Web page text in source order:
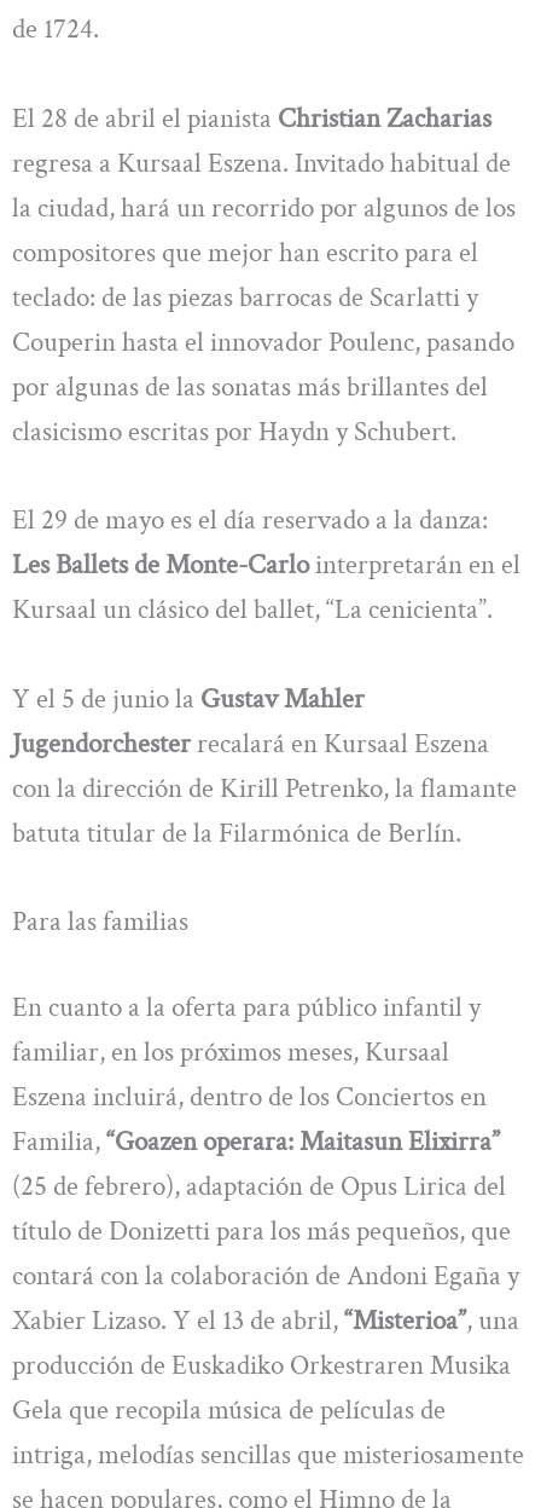
de 1724.
El 28 de abril el pianista Christian Zacharias
regresa a Kursaal Eszena. Invitado habitual de
la ciudad, hará un recorrido por algunos de los
compositores que mejor han escrito para el
teclado: de las piezas barrocas de Scarlatti y
Couperin hasta el innovador Poulenc, pasando
por algunas de las sonatas más brillantes del
clasicismo escritas por Haydn y Schubert.
El 29 de mayo es el día reservado a la danza:
Les Ballets de Monte-Carlointerpretarán en el
Kursaal un clásico del ballet, “La cenicienta”.
Y el 5 de junio la Gustav Mahler
Jugendorchesterrecalará en Kursaal Eszena
con la dirección de Kirill Petrenko, la flamante
batuta titular de la Filarmónica de Berlín.
Para las familias
En cuanto a la oferta para público infantil y
familiar, en los próximos meses, Kursaal
Eszena incluirá, dentro de los Conciertos en
Familia,“Goazen operara: Maitasun Elixirra”
(25 de febrero), adaptación de Opus Lirica del
título de Donizetti para los más pequeños, que
contará con la colaboración de Andoni Egaña y
Xabier Lizaso. Y el 13 de abril,“Misterioa”, una
producción de Euskadiko Orkestraren Musika
Gela que recopila música de películas de
intriga, melodías sencillas que misteriosamente
se hacen populares, como el Himno de la